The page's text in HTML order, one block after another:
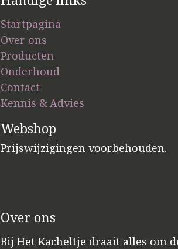
Startpagina
Over ons
Producten
Onderhoud
Contact
Kennis & Advies
Webshop
Prijswijzigingen voorbehouden.
Over ons
Bij Het Kacheltje draait alles om